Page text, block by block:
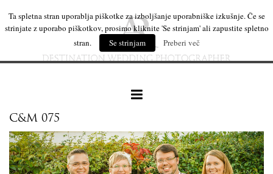
naše delo
C&M 075
Ta spletna stran uporablja piškotke za izboljšanje uporabniške izkušnje. Če se
strinjate z uporabo piškotkov, prosimo kliknite 'Se strinjam' ali zapustite spletno
stran.
Se strinjam Preberi več